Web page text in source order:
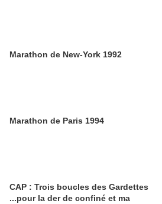
Marathon de New-York 1992
Marathon de Paris 1994
CAP : Trois boucles des Gardettes
...pour la der de confiné et ma